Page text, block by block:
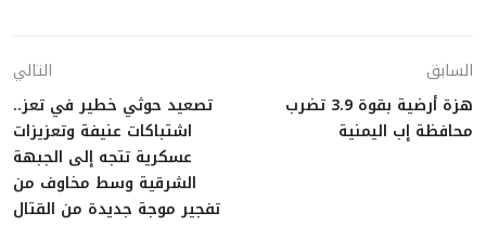
السابق
هزة أرضية بقوة 3.9 تضرب
محافظة إب اليمنية
التالي
تصعيد حوثي خطير في تعز..
اشتباكات عنيفة وتعزيزات
عسكرية تتجه إلى الجبهة
الشرقية وسط مخاوف من
تفجير موجة جديدة من القتال